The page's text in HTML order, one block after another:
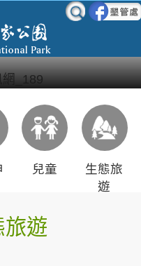
兒童
生態旅
遊
旅遊